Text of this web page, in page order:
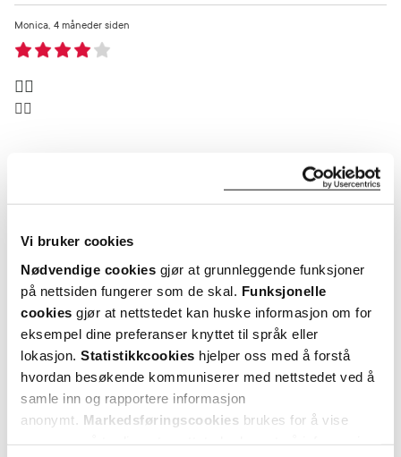
Vi bruker cookies
Nødvendige cookies gjør at grunnleggende funksjoner
på nettsiden fungerer som de skal. Funksjonelle
cookies gjør at nettstedet kan huske informasjon om for
eksempel dine preferanser knyttet til språk eller
lokasjon. Statistikkcookies hjelper oss med å forstå
hvordan besøkende kommuniserer med nettstedet ved å
samle inn og rapportere informasjon
anonymt. Markedsføringscookies brukes for å vise
👍🏻
4 måneder siden
Monica
👍🏻
flagg denne anmeldelsen
Bra
6 måneder siden
Veronika
Hjelper ganske bra mot søtsuget.